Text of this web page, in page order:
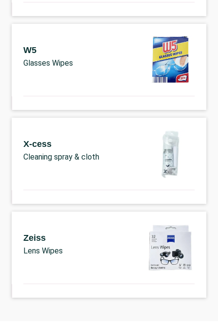
W5
Glasses Wipes
X-cess
Cleaning spray & cloth
Zeiss
Lens Wipes